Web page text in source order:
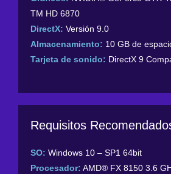
TM HD 6870
DirectX: Versión 9.0
Almacenamiento: 10 GB de
Tarjeta de sonido: DirectX 9
Requisitos
SO: Windows 10 – SP1 64bit
Procesador: AMD® FX 8150 3.6